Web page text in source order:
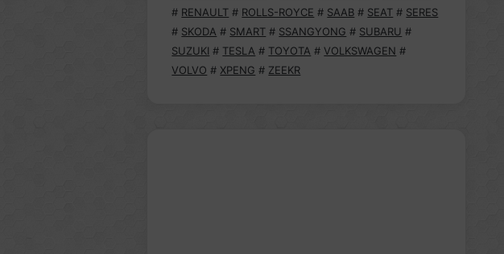
# RENAULT # ROLLS-ROYCE # SAAB # SEAT # SERES
# SKODA # SMART # SSANGYONG # SUBARU #
SUZUKI # TESLA # TOYOTA # VOLKSWAGEN #
VOLVO # XPENG # ZEEKR